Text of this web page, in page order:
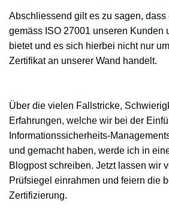
Abschliessend gilt es zu sagen,
gemäss ISO 27001 unseren Kunden
bietet und es sich hierbei nicht nur
Zertifikat an unserer Wand handelt.
Über die vielen Fallstricke,
Erfahrungen, welche wir bei der
Informationssicherheits-
und gemacht haben, werde ich in
Blogpost schreiben. Jetzt lassen wir
Prüfsiegel einrahmen und feiern die
Zertifizierung.